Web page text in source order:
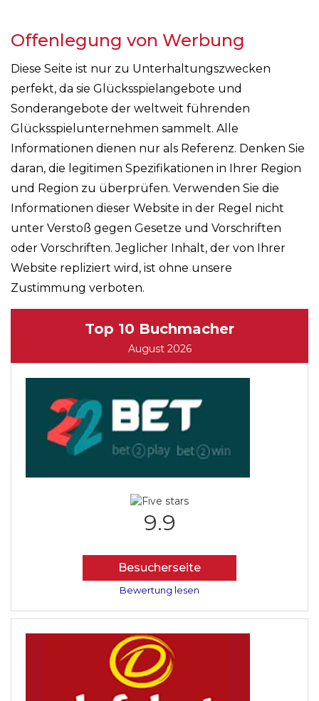
Offenlegung von Werbung
Diese Seite ist nur zu Unterhaltungszwecken
perfekt, da sie Glücksspielangebote und
Sonderangebote der weltweit führenden
Glücksspielunternehmen sammelt. Alle
Informationen dienen nur als Referenz. Denken Sie
daran, die legitimen Spezifikationen in Ihrer Region
und Region zu überprüfen. Verwenden Sie die
Informationen dieser Website in der Regel nicht
unter Verstoß gegen Gesetze und Vorschriften
oder Vorschriften. Jeglicher Inhalt, der von Ihrer
Website repliziert wird, ist ohne unsere
Zustimmung verboten.
Top 10 Buchmacher
August 2026
9.9
Besucherseite
Bewertung lesen